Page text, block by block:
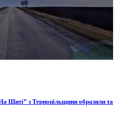
Щиті” з Тернопільщини образили та